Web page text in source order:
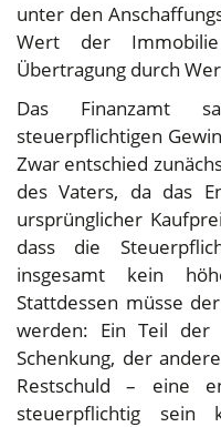
unter den
Wert der
Übertragung durch
Das Finanzamt
steuerpflichtigen
Zwar entschied
des Vaters, da das
ursprünglicher
dass die
insgesamt kein
Stattdessen müsse
werden: Ein Teil der
Schenkung, der
Restschuld – eine
steuerpflichtig sein